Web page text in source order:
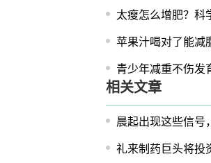
太瘦怎么增肥？科
苹果汁喝对了能减
青少年减重不伤发
相关文章
晨起出现这些信号
礼来制药巨头将投